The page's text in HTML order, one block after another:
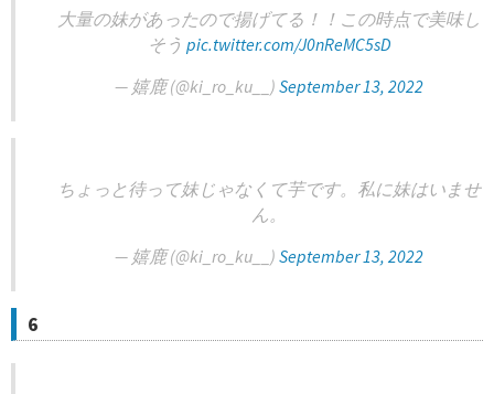
大量の妹があったので揚げてる！！この時点で美味し
そう pic.twitter.com/J0nReMC5sD
— 嬉鹿 (@ki_ro_ku__) September 13, 2022
ちょっと待って妹じゃなくて芋です。私に妹はいませ
ん。
— 嬉鹿 (@ki_ro_ku__) September 13, 2022
6